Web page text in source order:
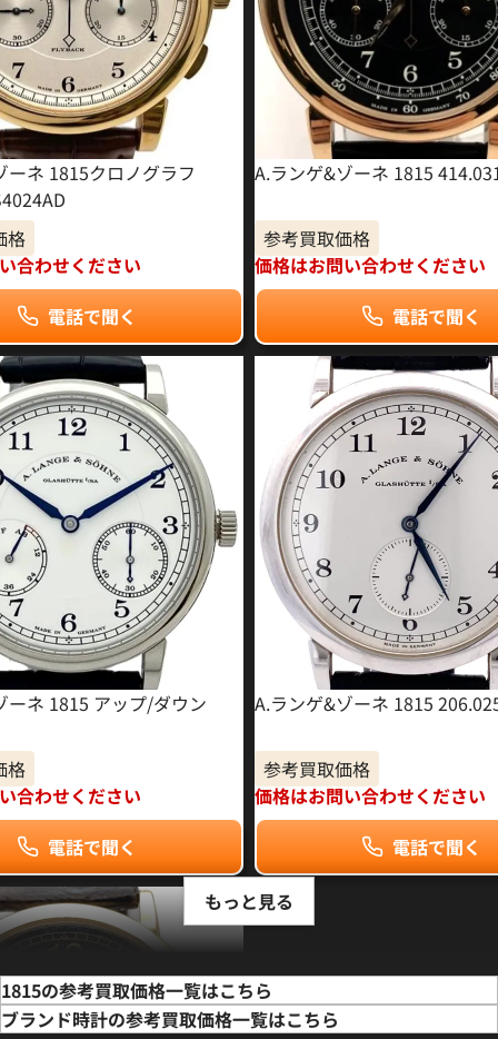
ーネ 1815クロノグラフ
格
合わせください
電話で聞く
A.ランゲ&ゾーネ 1815
参考買取価格
価格はお問い合わせください
電話で聞く
ーネ 1815 アップ/ダウン
格
合わせください
電話で聞く
A.ランゲ&ゾーネ 1815
参考買取価格
価格はお問い合わせください
電話で聞く
もっと見る
1815の参考買取価格一覧はこちら
ブランド時計の参考買取価格一覧はこちら